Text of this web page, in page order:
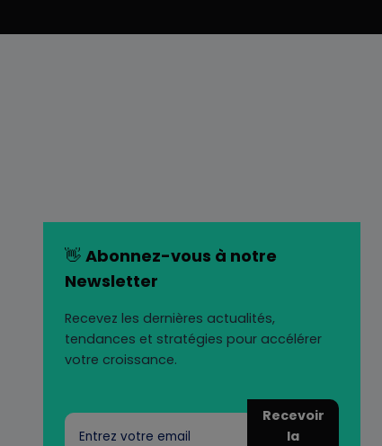
👋 Abonnez-vous à notre
Newsletter
Recevez les dernières actualités,
tendances et stratégies pour accélérer
votre croissance.
Recevoir
la